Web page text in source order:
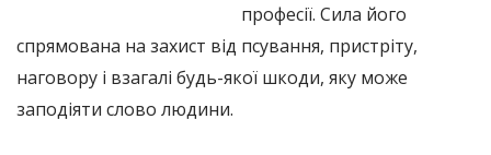
професії. Сила його
спрямована на захист від псування, пристріту,
наговору і взагалі будь-якої шкоди, яку може
заподіяти слово людини.